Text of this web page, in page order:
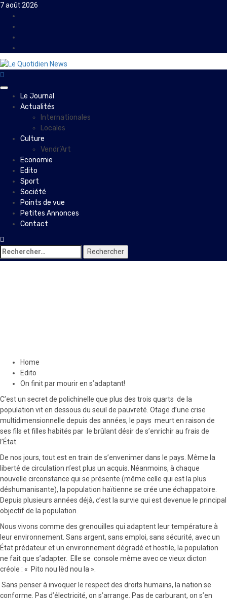
Skip
content
7 août 2026
PrimaryLe Journal
Actualités
Internationales
Locales
Culture
Vendr’Art
Economie
Edito
Sport
Société
Points de vue
Petites Annonces
Contact
Rechercher :
Home
Edito
On finit par mourir en s’adaptant!
C’est un secret de polichinelle que plus des trois quarts de la
population vit en dessous du seuil de pauvreté. Otage d’une crise
multidimensionnelle depuis des années, le pays meurt en raison de
ses fils et filles habités par le brûlant désir de s’enrichir au frais de
l’État.
De nos jours, tout est en train de s’envenimer dans le pays. Même la
liberté de circulation n’est plus un acquis. Néanmoins, à chaque
nouvelle circonstance qui se présente (même celle qui est la plus
déshumanisante), la population haïtienne se crée une échappatoire.
Depuis plusieurs années déjà, c’est la survie qui est devenue le principal
objectif de la population.
Nous vivons comme des grenouilles qui adaptent leur température à
leur environnement. Sans argent, sans emploi, sans sécurité, avec un
État prédateur et un environnement dégradé et hostile, la population
ne fait que s’adapter. Elle se console même avec ce vieux dicton
créole : « Pito nou lèd nou la ».
Sans penser à invoquer le respect des droits humains, la nation se
conforme. Pas d’électricité, on s’arrange. Pas de carburant, on s’en